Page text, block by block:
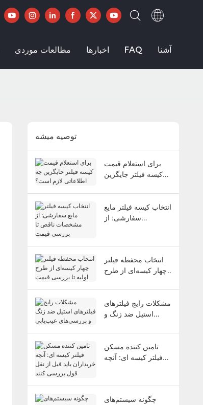
مطالعات موردی اخبارها FAQ آشنا
توصيه ميشه
برای استعلام قیمت
کیسه فیلتر جایگزین
است؟
انتخاب کیسه فیلتر مایع
سفارشی: از
انتخاب محفظه فیلتر
چهار کیسه‌ای از طرح
مشکلات رایج فیلترهای
استیل ضد زنگ و
تامین کننده مسکن
فیلتر کیسه ای: آنچه
چگونه سیستم‌های